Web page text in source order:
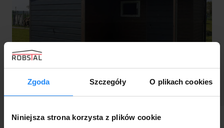
Zgoda Szczegóły O plikach cookies
Niniejsza strona korzysta z plików cookie